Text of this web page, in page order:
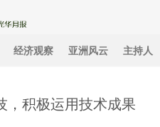
经济观察 亚洲风云 主持人
，积极运用技术成果